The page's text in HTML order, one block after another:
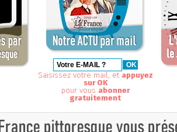
Saisissez votre mail, et appuyez
sur OK
pour vous abonner
gratuitement